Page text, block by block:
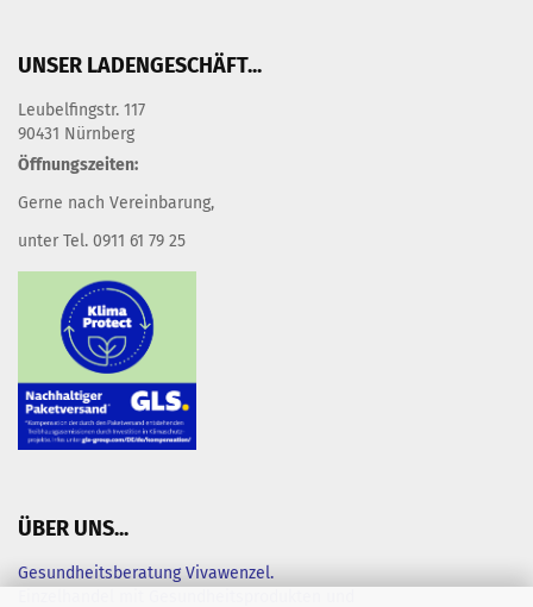
UNSER LADENGESCHÄFT...
Leubelfingstr. 117
90431 Nürnberg
Öffnungszeiten:
Gerne nach Vereinbarung,
unter Tel. 0911 61 79 25
ÜBER UNS...
Gesundheitsberatung Vivawenzel.